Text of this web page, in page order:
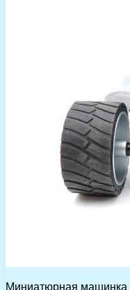
Миниатюрная машинка